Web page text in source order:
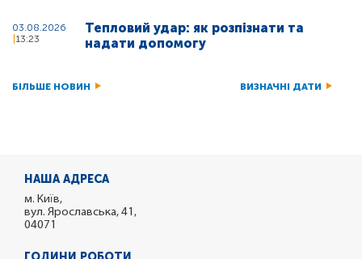
03.08.2026
13:23
Тепловий удар: як розпізнати та
надати допомогу
БІЛЬШЕ НОВИН ВИЗНАЧНІ ДАТИ
НАША АДРЕСА
м. Київ,
вул. Ярославська, 41,
04071